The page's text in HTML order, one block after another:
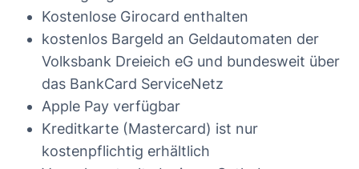
Kostenlose Girocard enthalten
kostenlos Bargeld an Geldautomaten der
Volksbank Dreieich eG und bundesweit über
das BankCard ServiceNetz
Apple Pay verfügbar
Kreditkarte (Mastercard) ist nur
kostenpflichtig erhältlich